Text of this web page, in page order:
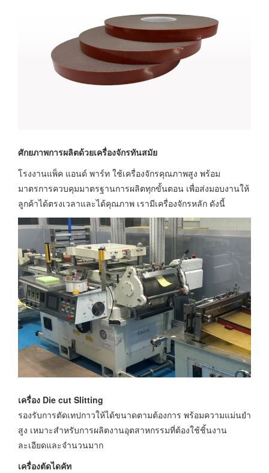
ศักยภาพการผลิตด้วยเครื่องจักรทันสมัย
โรงงานแพ็ค แอนด์ พาร์ท ใช้เครื่องจักรคุณภาพสูง พร้อม
มาตรการควบคุมมาตรฐานการผลิตทุกขั้นตอน เพื่อส่งมอบงานให้
ลูกค้าได้ตรงเวลาและได้คุณภาพ เรามีเครื่องจักรหลัก ดังนี้
เครื่อง Die cut Slitting
รองรับการตัดเทปกาวให้ได้ขนาดตามต้องการ พร้อมความแม่นยำ
สูง เหมาะสำหรับการผลิตงานอุตสาหกรรมที่ต้องใช้ชิ้นงาน
ละเอียดและจำนวนมาก
เครื่องตัดไดคัท